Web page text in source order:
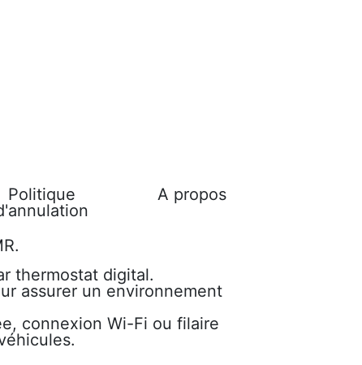
Politique
A propos
thermostat digital.
assurer un environnement
connexion Wi-Fi ou filaire